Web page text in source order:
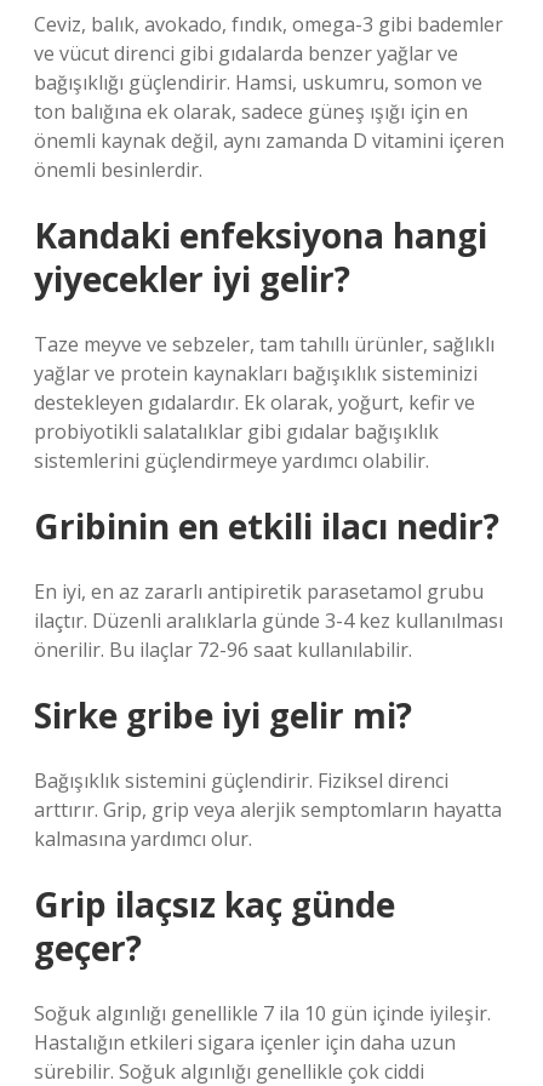
Ceviz, balık, avokado, fındık, omega-3 gibi bademler
ve vücut direnci gibi gıdalarda benzer yağlar ve
bağışıklığı güçlendirir. Hamsi, uskumru, somon ve
ton balığına ek olarak, sadece güneş ışığı için en
önemli kaynak değil, aynı zamanda D vitamini içeren
önemli besinlerdir.
Kandaki enfeksiyona hangi
yiyecekler iyi gelir?
Taze meyve ve sebzeler, tam tahıllı ürünler, sağlıklı
yağlar ve protein kaynakları bağışıklık sisteminizi
destekleyen gıdalardır. Ek olarak, yoğurt, kefir ve
probiyotikli salatalıklar gibi gıdalar bağışıklık
sistemlerini güçlendirmeye yardımcı olabilir.
Gribinin en etkili ilacı nedir?
En iyi, en az zararlı antipiretik parasetamol grubu
ilaçtır. Düzenli aralıklarla günde 3-4 kez kullanılması
önerilir. Bu ilaçlar 72-96 saat kullanılabilir.
Sirke gribe iyi gelir mi?
Bağışıklık sistemini güçlendirir. Fiziksel direnci
arttırır. Grip, grip veya alerjik semptomların hayatta
kalmasına yardımcı olur.
Grip ilaçsız kaç günde
geçer?
Soğuk algınlığı genellikle 7 ila 10 gün içinde iyileşir.
Hastalığın etkileri sigara içenler için daha uzun
sürebilir. Soğuk algınlığı genellikle çok ciddi